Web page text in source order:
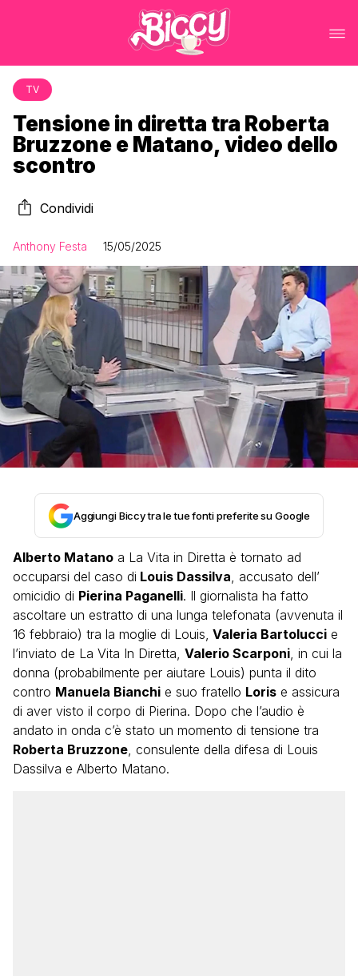
TV
Tensione in diretta tra Roberta
Bruzzone e Matano, video dello
scontro
Condividi
Anthony Festa 15/05/2025
Aggiungi Biccy tra le tue fonti preferite su Google
Alberto Matano a La Vita in Diretta è tornato ad
occuparsi del caso di Louis Dassilva, accusato dell’
omicidio di Pierina Paganelli. Il giornalista ha fatto
ascoltare un estratto di una lunga telefonata (avvenuta il
16 febbraio) tra la moglie di Louis, Valeria Bartolucci e
l’inviato de La Vita In Diretta, Valerio Scarponi, in cui la
donna (probabilmente per aiutare Louis) punta il dito
contro Manuela Bianchi e suo fratello Loris e assicura
di aver visto il corpo di Pierina. Dopo che l’audio è
andato in onda c’è stato un momento di tensione tra
Roberta Bruzzone, consulente della difesa di Louis
Dassilva e Alberto Matano.